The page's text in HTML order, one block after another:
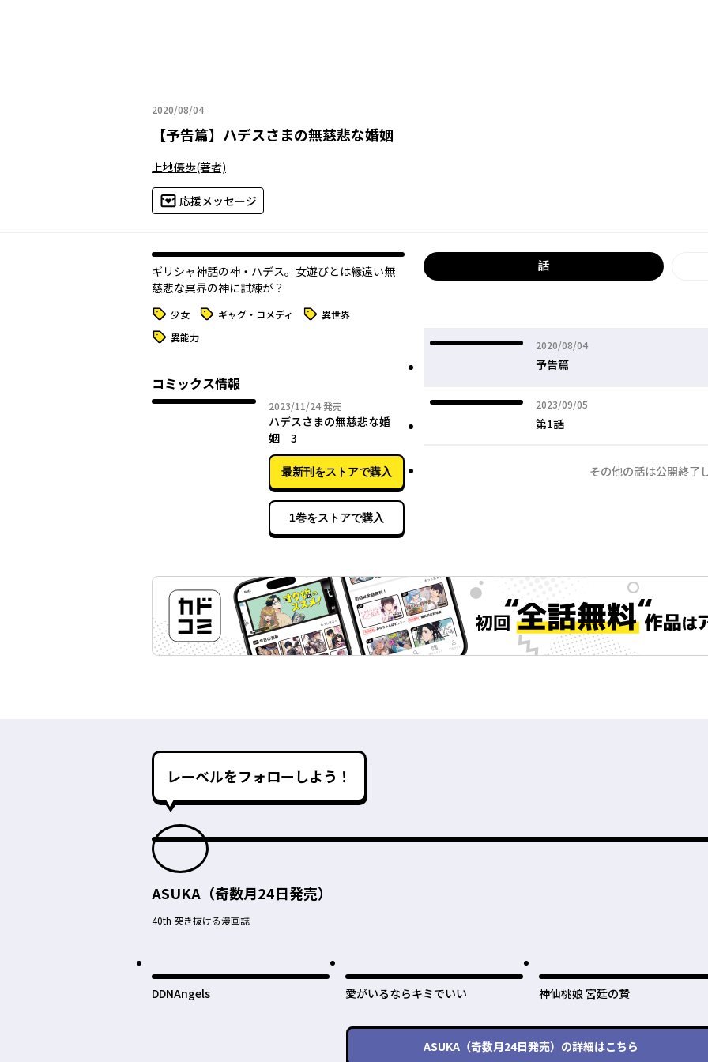
2020/08/04
2020年08月04日
【予告篇】 ハデスさまの無慈悲な婚姻
上地優歩(著者)
応援メッセージ
ギリシャ神話の神・ハデス。女遊びとは縁遠い無
慈悲な冥界の神に試練が――？
タグ 少女 タグ ギャグ・コメディ タグ 異世界
タグ 異能力
コミックス情報
2023/11/242023年11月24日
発売
ハデスさまの無慈悲な婚
姻 3
最新刊をストアで購入
1巻をストアで購入
話
2020/08/04
2020年08月04日
予告篇
2023/09/05
2023年09月05日
第1話
その他の話は公開終了
レーベルをフォローしよう！
ASUKA（奇数月24日発売）
40th 突き抜ける漫画誌
DDNAngels 愛がいるならキミでいい 神仙桃娘 宮廷の贄
ASUKA（奇数月24日発売） の詳細はこちら